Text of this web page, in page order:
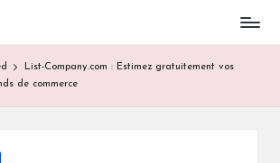
List-Company.com : Estimez gratuitement vos
de commerce